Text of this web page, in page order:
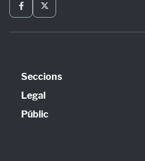
Seccions
Política
Opinió
Legal
Avís legal
Públic